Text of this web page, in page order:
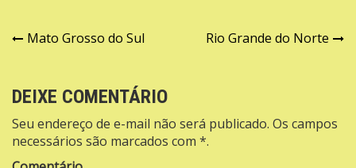
Navegação
Post
Mato Grosso do Sul Rio Grande do Norte
DEIXE COMENTÁRIO
Seu endereço de e-mail não será publicado. Os campos
necessários são marcados com *.